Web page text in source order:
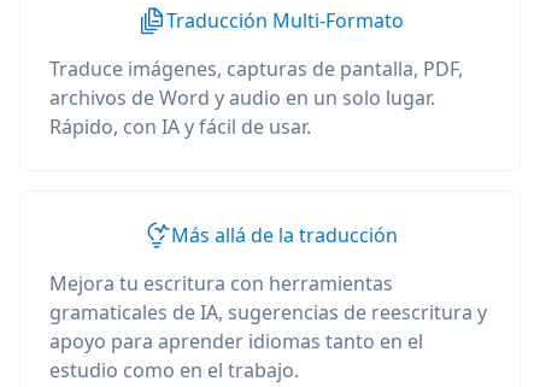
Traducción Multi-Formato
Traduce imágenes, capturas de pantalla, PDF,
archivos de Word y audio en un solo lugar.
Rápido, con IA y fácil de usar.
Más allá de la traducción
Mejora tu escritura con herramientas
gramaticales de IA, sugerencias de reescritura y
apoyo para aprender idiomas tanto en el
estudio como en el trabajo.